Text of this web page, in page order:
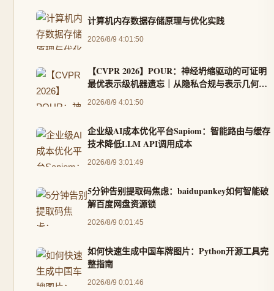
计算机内存数据存储原理与优化实践
2026/8/9 4:01:50
【CVPR 2026】POUR：神经坍缩驱动的可证明
最优表示级机器遗忘｜从隐私合规与表示几何视
角
2026/8/9 4:01:50
企业级AI成本优化平台Sapiom：智能路由与缓存
技术降低LLM API调用成本
2026/8/9 3:01:49
5分钟告别提取码焦虑：baidupankey如何智能破
解百度网盘资源锁
2026/8/9 0:01:45
如何快速生成中国车牌图片：Python开源工具完
整指南
2026/8/9 0:01:46